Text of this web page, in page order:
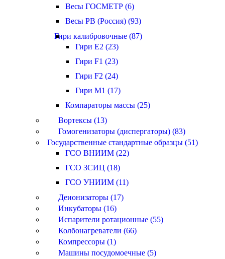
Весы ГОСМЕТР (6)
Весы РВ (Россия) (93)
Гири калибровочные (87)
Гири E2 (23)
Гири F1 (23)
Гири F2 (24)
Гири M1 (17)
Компараторы массы (25)
Вортексы (13)
Гомогенизаторы (диспергаторы) (83)
Государственные стандартные образцы (51)
ГСО ВНИИМ (22)
ГСО ЗСИЦ (18)
ГСО УНИИМ (11)
Деионизаторы (17)
Инкубаторы (16)
Испарители ротационные (55)
Колбонагреватели (66)
Компрессоры (1)
Машины посудомоечные (5)